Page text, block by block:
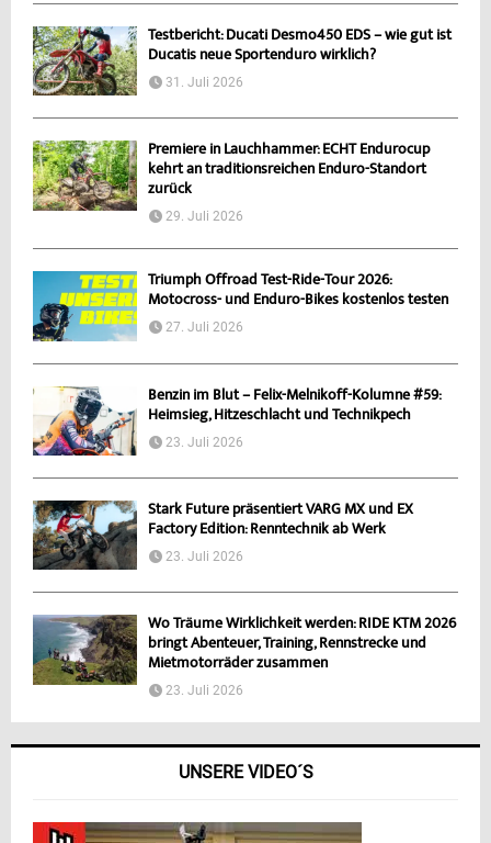
Testbericht: Ducati Desmo450 EDS – wie gut ist
Ducatis neue Sportenduro wirklich?
31. Juli 2026
Premiere in Lauchhammer: ECHT Endurocup
kehrt an traditionsreichen Enduro-Standort
zurück
29. Juli 2026
Triumph Offroad Test-Ride-Tour 2026:
Motocross- und Enduro-Bikes kostenlos testen
27. Juli 2026
Benzin im Blut – Felix-Melnikoff-Kolumne #59:
Heimsieg, Hitzeschlacht und Technikpech
23. Juli 2026
Stark Future präsentiert VARG MX und EX
Factory Edition: Renntechnik ab Werk
23. Juli 2026
Wo Träume Wirklichkeit werden: RIDE KTM 2026
bringt Abenteuer, Training, Rennstrecke und
Mietmotorräder zusammen
23. Juli 2026
UNSERE VIDEO´S